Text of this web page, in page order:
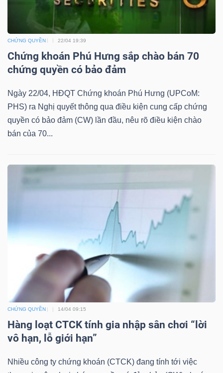
CHỨNG QUYỀN 22/04 19:39
Chứng khoán Phú Hưng sắp chào bán 70
chứng quyền có bảo đảm
Ngày 22/04, HĐQT Chứng khoán Phú Hưng (UPCoM:
PHS) ra Nghị quyết thông qua điều kiện cung cấp chứng
quyền có bảo đảm (CW) lần đầu, nêu rõ điều kiện chào
bán của 70...
CHỨNG QUYỀN 14/04 09:15
Hàng loạt CTCK tính gia nhập sân chơi “lời
vô hạn, lỗ giới hạn”
Nhiều công ty chứng khoán (CTCK) đang tính tới việc
CHÍNH
CÔNG
NGHỆ
TIN
TRUYỀN
THÔNG
TIỆN
ÍCH